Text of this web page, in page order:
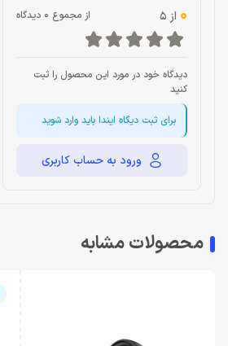
0 از 5 از مجموع 0 دیدگاه
دیدگاه خود در مورد این محصول را ثبت
کنید
برای ثبت دیگاه ایندا باید وارد شوید
ورود به حساب کاربری
محصولات مشابه